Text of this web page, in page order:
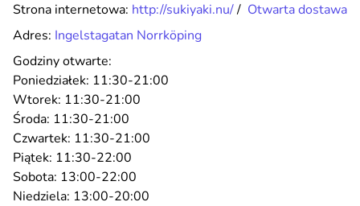
Strona internetowa: http://sukiyaki.nu// Otwarta dostawa
Adres: Ingelstagatan Norrköping
Godziny otwarte:
Poniedziałek: 11:30-21:00
Wtorek: 11:30-21:00
Środa: 11:30-21:00
Czwartek: 11:30-21:00
Piątek: 11:30-22:00
Sobota: 13:00-22:00
Niedziela: 13:00-20:00